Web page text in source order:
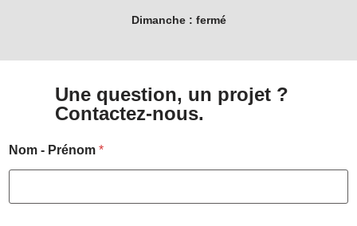
Dimanche : fermé
Une question, un projet ?
Contactez-nous.
Nom - Prénom *